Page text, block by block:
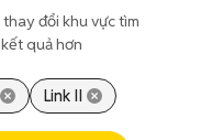
đổi khu vực tìm
quả hơn
Link II